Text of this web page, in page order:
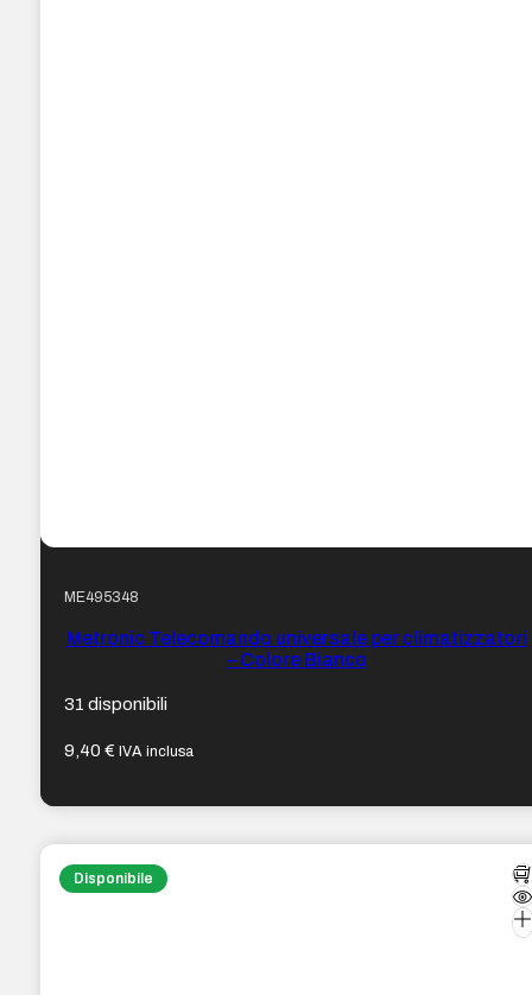
ME495348
Metronic Telecomando universale per climatizzatori
– Colore Bianco
31 disponibili
9,40€ IVA inclusa
Disponibile